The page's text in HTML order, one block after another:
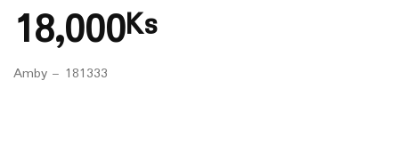
18,000Ks
Amby – 181333